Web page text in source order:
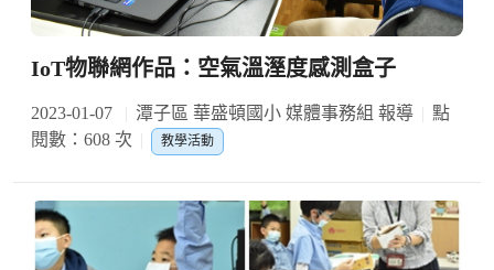
IoT物聯網作品：空氣溫溼度感測盒子
2023-01-07 潭子區 華盛頓國小 媒體事務組 報導
點
閱數：608 次
教學活動